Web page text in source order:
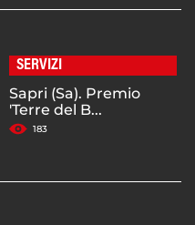
SERVIZI
Sapri (Sa). Premio
'Terre del B...
183